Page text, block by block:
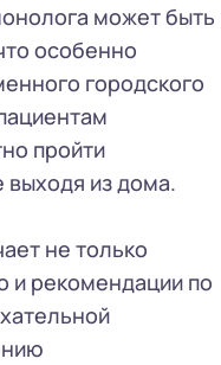
может быть
особенно
городского
пройти
из дома.
не только
и рекомендации по